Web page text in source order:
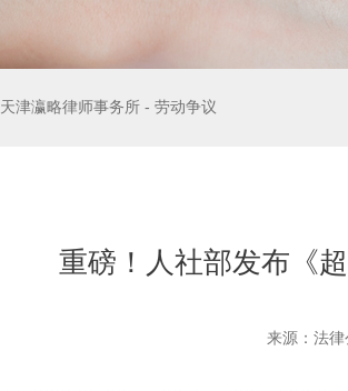
天津瀛略律师事务所 - 劳动争议
重磅！人社部发布《
来源：法律